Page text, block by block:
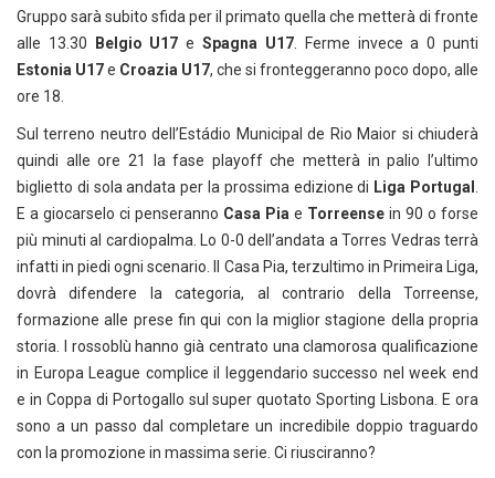
Gruppo sarà subito sfida per il primato quella che metterà di fronte
alle 13.30
Belgio U17 eSpagna U17. Ferme invece a 0 punti
Estonia U17e Croazia U17, che si fronteggeranno poco dopo, alle
ore 18.
Sul terreno neutro dell’Estádio Municipal de Rio Maior si chiuderà
quindi alle ore 21 la fase playoff che metterà in palio l’ultimo
biglietto di sola andata per la prossima edizione di Liga Portugal
E a giocarselo ci penseranno Casa Pia e Torreense in 90 o forse
più minuti al cardiopalma. Lo 0-0 dell’andata a Torres Vedras terrà
infatti in piedi ogni scenario. Il Casa Pia, terzultimo in Primeira Liga,
dovrà difendere la categoria, al contrario della Torreense,
formazione alle prese fin qui con la miglior stagione della propria
storia. I rossoblù hanno già centrato una clamorosa qualificazione
in Europa League complice il leggendario successo nel week end
e in Coppa di Portogallo sul super quotato Sporting Lisbona. E ora
sono a un passo dal completare un incredibile doppio traguardo
con la promozione in massima serie. Ci riusciranno?